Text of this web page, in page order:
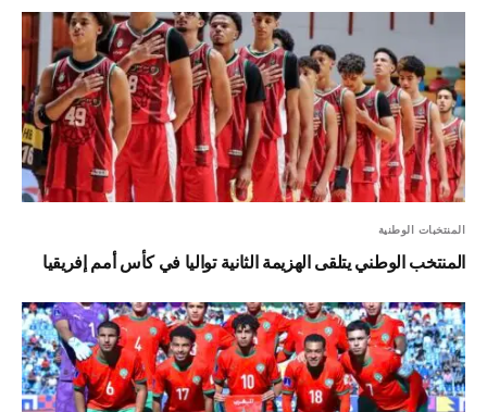
المنتخبات الوطنية
المنتخب الوطني يتلقى الهزيمة الثانية تواليا في كأس أمم إفريقيا